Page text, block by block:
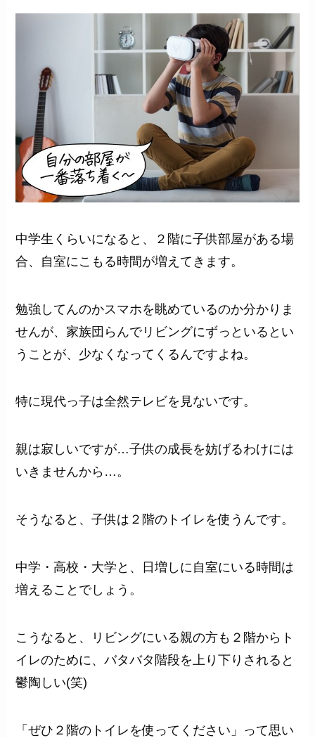
中学生くらいになると、２階に子供部屋がある場
合、自室にこもる時間が増えてきます。
勉強してんのかスマホを眺めているのか分かりま
せんが、家族団らんでリビングにずっといるとい
うことが、少なくなってくるんですよね。
特に現代っ子は全然テレビを見ないです。
親は寂しいですが…子供の成長を妨げるわけには
いきませんから…。
そうなると、子供は２階のトイレを使うんです。
中学・高校・大学と、日増しに自室にいる時間は
増えることでしょう。
こうなると、リビングにいる親の方も２階からト
イレのために、バタバタ階段を上り下りされると
鬱陶しい(笑)
「ぜひ２階のトイレを使ってください」って思い